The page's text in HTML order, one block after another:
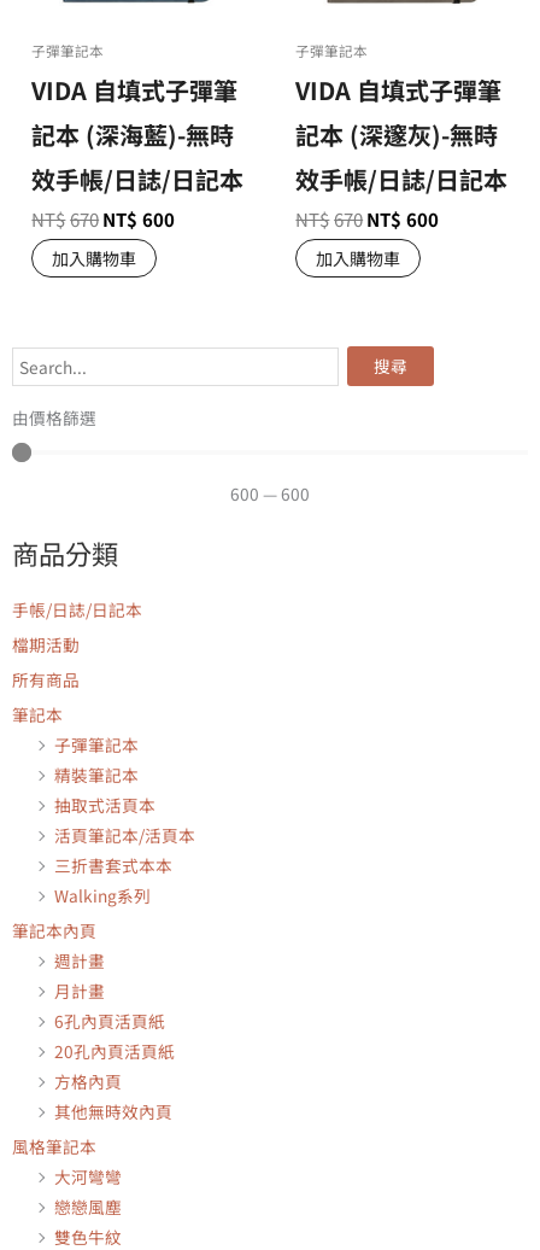
搜尋
由價格篩選
600 —600
商品分類
手帳/日誌/日記本
檔期活動
所有商品
筆記本
子彈筆記本
精裝筆記本
抽取式活頁本
活頁筆記本/活頁本
三折書套式本本
Walking系列
筆記本內頁
週計畫
月計畫
6孔內頁活頁紙
20孔內頁活頁紙
方格內頁
其他無時效內頁
風格筆記本
大河彎彎
戀戀風塵
雙色牛紋
子彈筆記本
VIDA 自填式子彈筆
記本 (深海藍)-無時
效手帳/日誌/日記本
NT$670NT$ 600
加入購物車
子彈筆記本
VIDA 自填式子彈筆
記本 (深邃灰)-無時
效手帳/日誌/日記本
NT$670NT$ 600
加入購物車